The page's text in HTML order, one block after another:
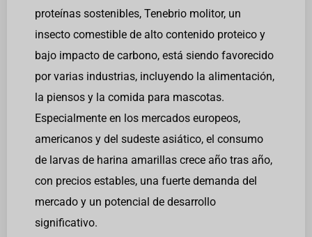
proteínas sostenibles, Tenebrio molitor, un
insecto comestible de alto contenido proteico y
bajo impacto de carbono, está siendo favorecido
por varias industrias, incluyendo la alimentación,
la piensos y la comida para mascotas.
Especialmente en los mercados europeos,
americanos y del sudeste asiático, el consumo
de larvas de harina amarillas crece año tras año,
con precios estables, una fuerte demanda del
mercado y un potencial de desarrollo
significativo.